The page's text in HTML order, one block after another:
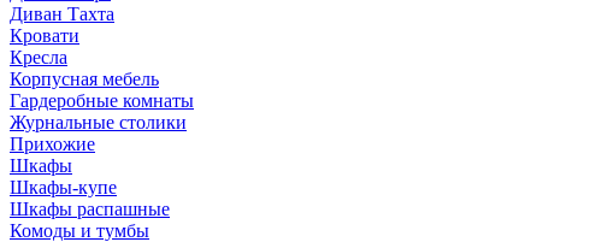
Диван Тахта
Кровати
Кресла
Корпусная мебель
Гардеробные комнаты
Журнальные столики
Прихожие
Шкафы
Шкафы-купе
Шкафы распашные
Комоды и тумбы